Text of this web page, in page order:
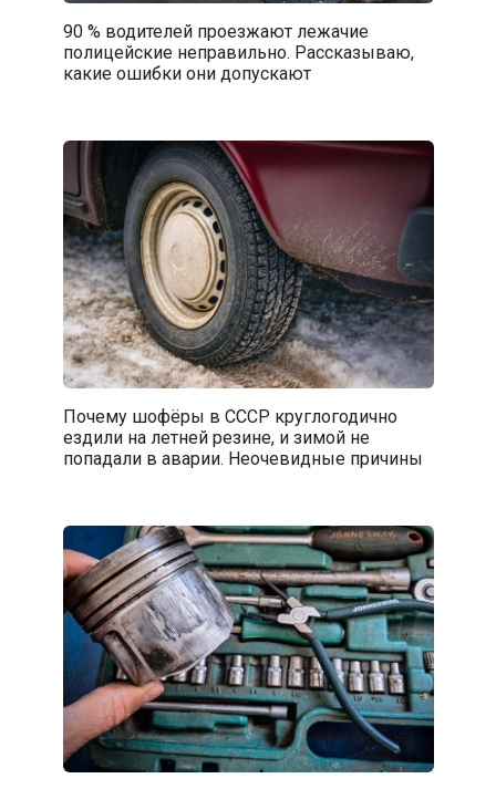
90 % водителей проезжают лежачие
полицейские неправильно. Рассказываю,
какие ошибки они допускают
Почему шофёры в СССР круглогодично
ездили на летней резине, и зимой не
попадали в аварии. Неочевидные причины